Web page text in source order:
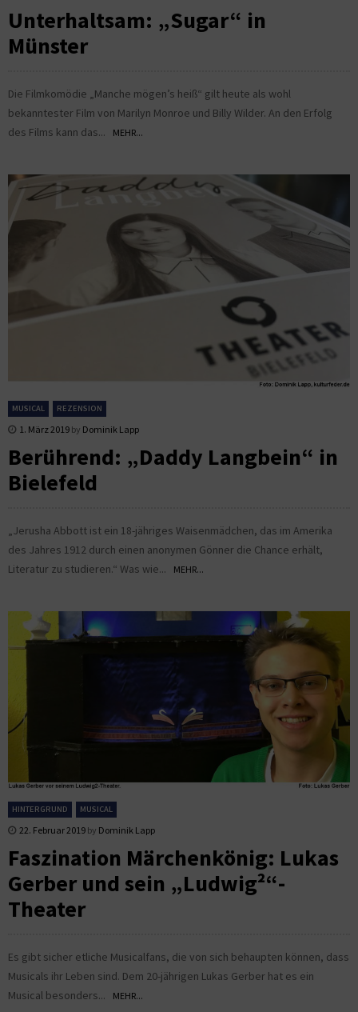
Unterhaltsam: „Sugar“ in
Münster
Die Filmkomödie „Manche mögen’s heiß“ gilt heute als wohl
bekanntester Film von Marilyn Monroe und Billy Wilder. An den Erfolg
des Films kann das...
MEHR...
MUSICAL REZENSION
1. März 2019 by Dominik Lapp
Berührend: „Daddy Langbein“ in
Bielefeld
„Jerusha Abbott ist ein 18-jähriges Waisenmädchen, das im Amerika
des Jahres 1912 durch einen anonymen Gönner die Chance erhält,
Literatur zu studieren.“ Was wie...
MEHR...
HINTERGRUND MUSICAL
22. Februar 2019 by Dominik Lapp
Faszination Märchenkönig: Lukas
Gerber und sein „Ludwig²“-
Theater
Es gibt sicher etliche Musicalfans, die von sich behaupten können, dass
Musicals ihr Leben sind. Dem 20-jährigen Lukas Gerber hat es ein
Musical besonders...
MEHR...